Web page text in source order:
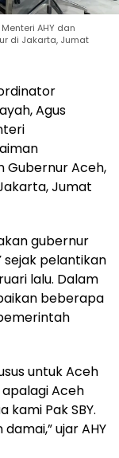
AHY dan
di Jakarta, Jumat
Agus
Gubernur Aceh,
Jumat
gubernur
pelantikan
lalu. Dalam
beberapa
untuk Aceh
Aceh
Pak SBY.
ujar AHY